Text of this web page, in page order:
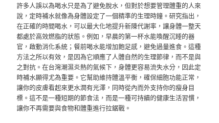
許多人誤以為喝水只是為了避免脫水，但對於想要管理體重的人來
說，定時補水就像為身體設定了一個精準的生理時鐘。研究指出，
在正確的時間喝水，可以最大化地提升新陳代謝率，讓身體一整天
都處於高效燃脂的狀態。例如，早晨的第一杯水能喚醒沉睡的器
官，啟動消化系統；餐前喝水能增加飽足感，避免過量進食。這種
方法之所以有效，是因為它順應了人體自然的生理節律，而不是與
之對抗。在台灣潮濕炎熱的氣候下，身體更容易流失水分，因此定
時補水顯得尤為重要。它幫助維持體溫平衡，確保細胞功能正常，
讓你的皮膚看起來更水潤有光澤，同時從內而外支持你的瘦身目
標。這不是一種短期的節食法，而是一種可持續的健康生活習慣，
讓你不再需要與食物和體重進行拉鋸戰。